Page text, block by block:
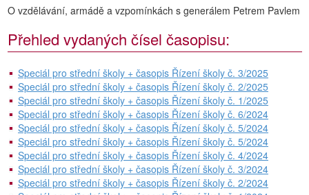
O vzdělávání, armádě a vzpomínkách s generálem Petrem Pavlem
Přehled vydaných čísel časopisu:
Speciál pro střední školy + časopis Řízení školy č. 3/2025
Speciál pro střední školy + časopis Řízení školy č. 2/2025
Speciál pro střední školy + časopis Řízení školy č. 1/2025
Speciál pro střední školy + časopis Řízení školy č. 6/2024
Speciál pro střední školy + časopis Řízení školy č. 5/2024
Speciál pro střední školy + časopis Řízení školy č. 5/2024
Speciál pro střední školy + časopis Řízení školy č. 4/2024
Speciál pro střední školy + časopis Řízení školy č. 3/2024
Speciál pro střední školy + časopis Řízení školy č. 2/2024